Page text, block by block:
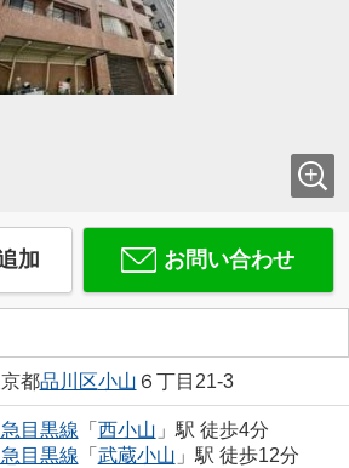
加 お問い合わせ
都品川区小山 ６丁目21-3
目黒線 「 西小山 」駅 徒歩4分
目黒線 「 武蔵小山 」駅 徒歩12分